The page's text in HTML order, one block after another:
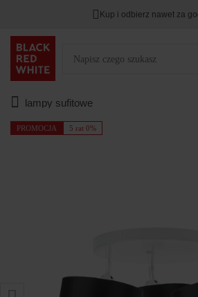
Kup i odbierz nawet za
lampy sufitowe
PROMOCJA 5 rat 0%